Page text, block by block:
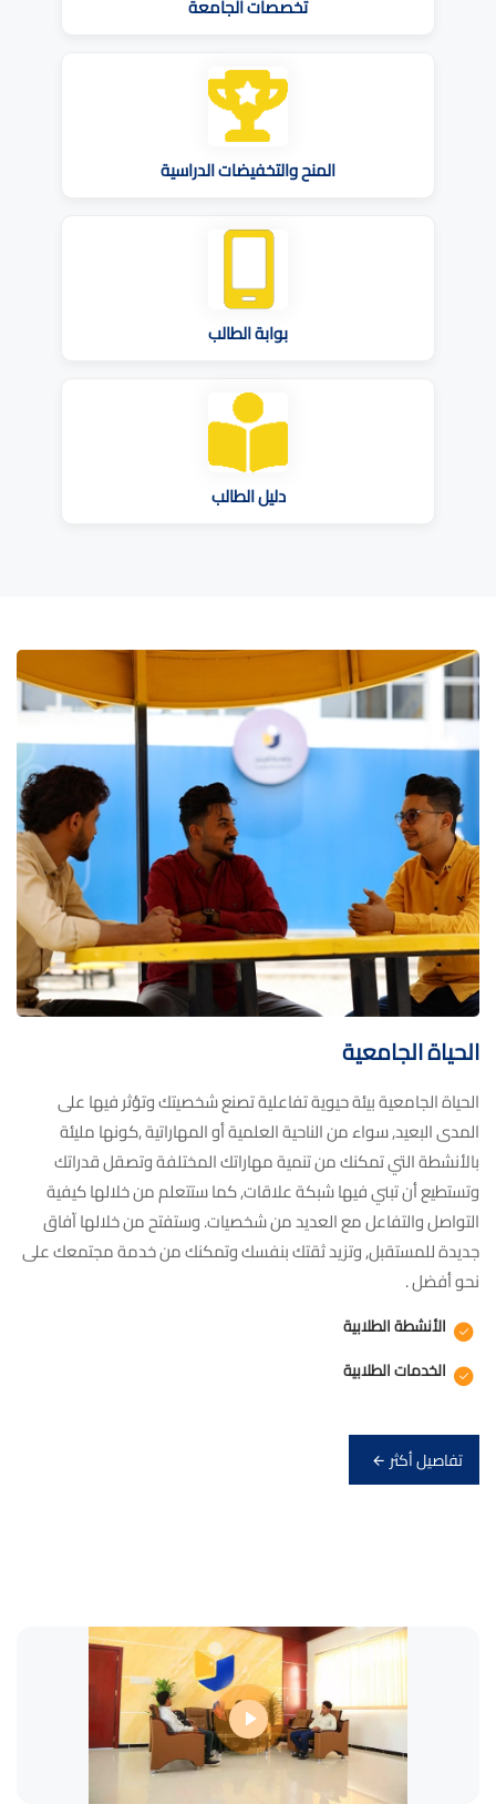
تخصصات الجامعة
المنح والتخفيضات الدراسية
بوابة الطالب
دليل الطالب
الحياة الجامعية
الحياة الجامعية بيئة حيوية تفاعلية تصنع شخصيتك وتؤثر فيها على
المدى البعيد, سواء من الناحية العلمية أو المهاراتية ,كونها مليئة
بالأنشطة التي تمكنك من تنمية مهاراتك المختلفة وتصقل قدراتك
وتستطيع أن تبني فيها شبكة علاقات, كما ستتعلم من خلالها كيفية
التواصل والتفاعل مع العديد من شخصيات. وستفتح من خلالها اّفاق
جديدة للمستقبل, وتزيد ثقتك بنفسك وتمكنك من خدمة مجتمعك على
نحو أفضل .
الأنشطة الطلابية
الخدمات الطلابية
تفاصيل أكثر